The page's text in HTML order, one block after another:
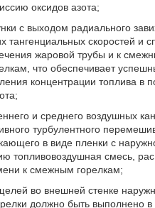
оксидов азота;
с выходом радиального
тангенциальных скоростей и
жаровой трубы и к
что обеспечивает
концентрации топлива в
и среднего воздушных
турбулентного
в виде пленки с
топливовоздушная смесь,
к смежным горелкам;
во внешней стенке
должно быть выполнено